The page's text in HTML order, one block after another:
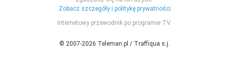
Zobacz szczegóły i politykę prywatności
Internetowy przewodnik po programie TV.
© 2007-2026 Teleman.pl / Traffiqua s.j.